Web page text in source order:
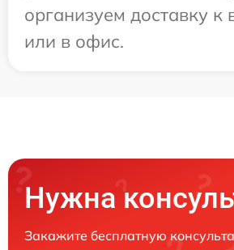
организуем доставку к
или в офис.
Нужна
Закажите бесплатную